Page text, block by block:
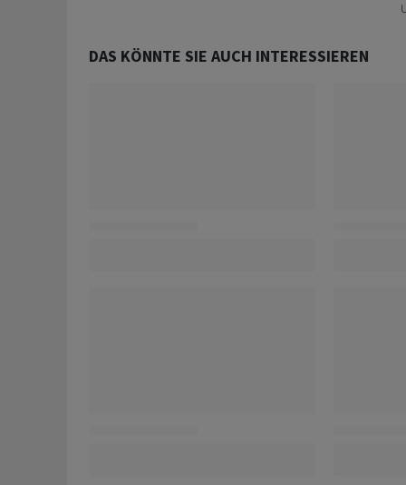
DAS KÖNNTE SIE AUCH INTERESSIEREN